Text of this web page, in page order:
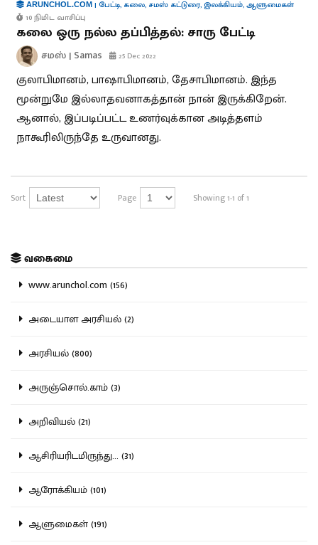
ARUNCHOL.COM | பேட்டி, கலை, சமஸ் கட்டுரை, இலக்கியம்,ஆளுமைகள்
10 நிமிட வாசிப்பு
கலை ஒரு நல்ல தப்பித்தல்: சாரு பேட்டி
சமஸ் | Samas 25 Dec 2022
குலாபிமானம், பாஷாபிமானம், தேசாபிமானம். இந்த
மூன்றுமே இல்லாதவனாகத்தான் நான் இருக்கிறேன்.
ஆனால், இப்படிப்பட்ட உணர்வுக்கான அடித்தளம்
நாகூரிலிருந்தே உருவானது.
Sort Page Showing 1-1 of 1
வகைமை
www.arunchol.com (156)
அடையாள அரசியல் (2)
அரசியல் (800)
அருஞ்சொல்.காம் (3)
அறிவியல் (21)
ஆசிரியரிடமிருந்து... (31)
ஆரோக்கியம் (101)
ஆளுமைகள் (191)